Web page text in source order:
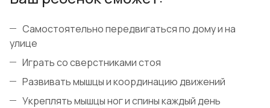
Самостоятельно передвигаться по дому и на
улице
Играть со сверстниками стоя
Развивать мышцы и координацию движений
Укреплять мышцы ног и спины каждый день